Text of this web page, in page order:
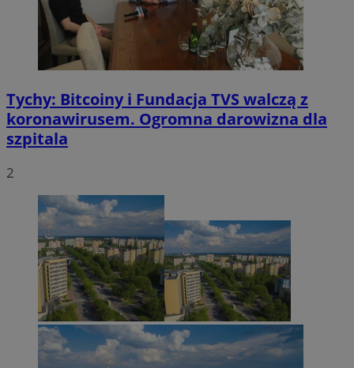
Tychy: Bitcoiny i Fundacja TVS walczą z
koronawirusem. Ogromna darowizna dla
szpitala
2